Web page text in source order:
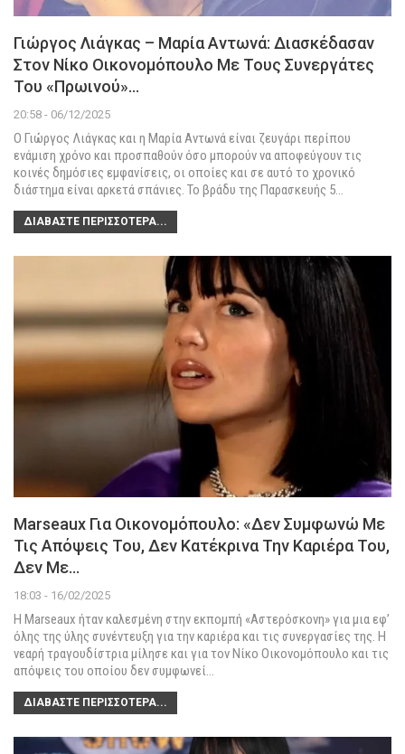
Γιώργος Λιάγκας – Μαρία Αντωνά: Διασκέδασαν
Στον Νίκο Οικονομόπουλο Με Τους Συνεργάτες
Του «Πρωινού»…
20:58 - 06/12/2025
Ο Γιώργος Λιάγκας και η Μαρία Αντωνά είναι ζευγάρι περίπου
ενάμιση χρόνο και προσπαθούν όσο μπορούν να αποφεύγουν τις
κοινές δημόσιες εμφανίσεις, οι οποίες και σε αυτό το χρονικό
διάστημα είναι αρκετά σπάνιες. Το βράδυ της Παρασκευής 5…
ΔΙΑΒΆΣΤΕ ΠΕΡΙΣΣΌΤΕΡΑ...
Marseaux Για Οικονομόπουλο: «Δεν Συμφωνώ Με
Τις Απόψεις Του, Δεν Κατέκρινα Την Καριέρα Του,
Δεν Με…
18:03 - 16/02/2025
Η Marseaux ήταν καλεσμένη στην εκπομπή «Αστερόσκονη» για μια εφ’
όλης της ύλης συνέντευξη για την καριέρα και τις συνεργασίες της. Η
νεαρή τραγουδίστρια μίλησε και για τον Νίκο Οικονομόπουλο και τις
απόψεις του οποίου δεν συμφωνεί…
ΔΙΑΒΆΣΤΕ ΠΕΡΙΣΣΌΤΕΡΑ...